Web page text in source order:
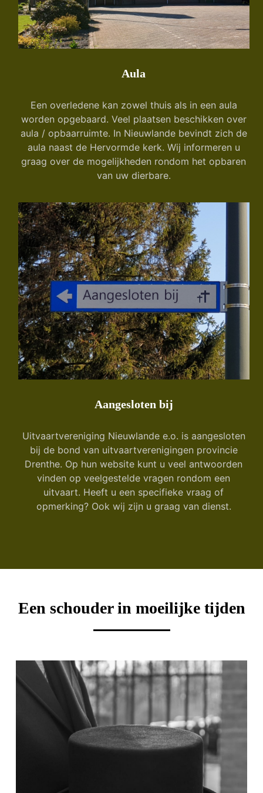
Aula
Een overledene kan zowel thuis als in een aula
worden opgebaard. Veel plaatsen beschikken over
aula / opbaarruimte. In Nieuwlande bevindt zich de
aula naast de Hervormde kerk. Wij informeren u
graag over de mogelijkheden rondom het opbaren
van uw dierbare.
Aangesloten bij
Uitvaartvereniging Nieuwlande e.o. is aangesloten
bij de bond van uitvaartverenigingen provincie
Drenthe. Op hun website kunt u veel antwoorden
vinden op veelgestelde vragen rondom een
uitvaart. Heeft u een specifieke vraag of
opmerking? Ook wij zijn u graag van dienst.
Een schouder in moeilijke tijden